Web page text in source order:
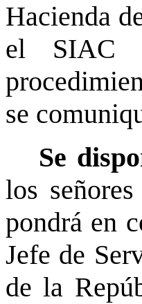
Hacienda
el SIAC
se
Se
los
pondrá en
Jefe de
de la